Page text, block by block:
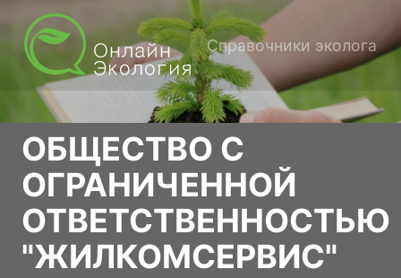
Справочники эколога
ОБЩЕСТВО С
ОГРАНИЧЕННОЙ
ОТВЕТСТВЕННОСТЬЮ
"ЖИЛКОМСЕРВИС"